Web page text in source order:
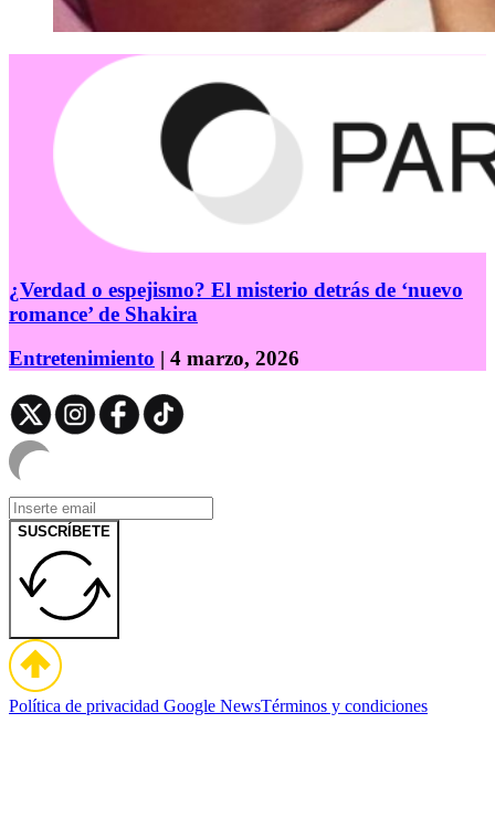
¿Verdad o espejismo? El misterio detrás de ‘nuevo
romance’ de Shakira
Entretenimiento | 4 marzo, 2026
SUSCRÍBETE
Política de privacidad Google NewsTérminos y condiciones